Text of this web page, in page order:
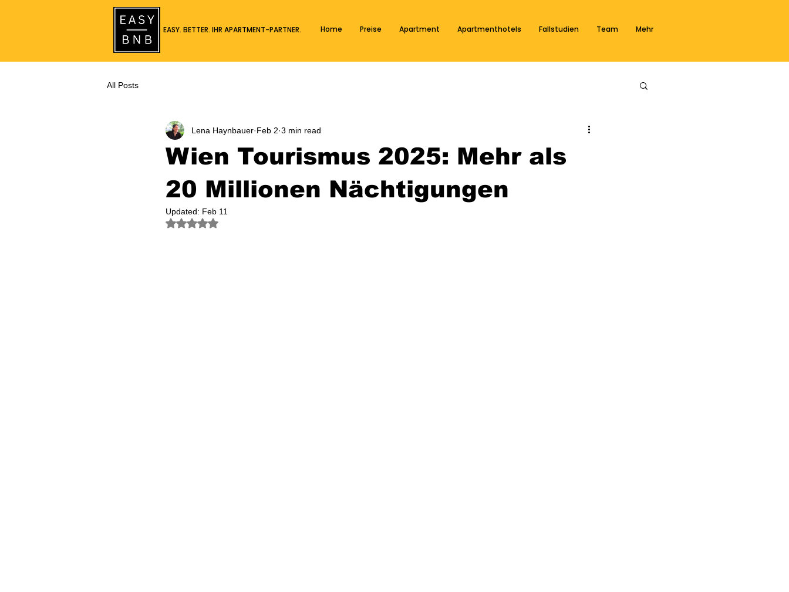
EASY. BETTER. IHR APARTMENT-PARTNER. Home Preise Apartment Apartmenthotels Fallstudien Team Mehr
All Posts
Wien Tourismus 2025: Mehr als
20 Millionen Nächtigungen
Lena Haynbauer Feb 2 3 min read
Updated: Feb 11
Rated NaN out of 5 stars.